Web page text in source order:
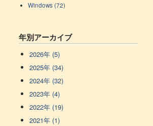
Windows (72)
年別アーカイブ
2026年 (5)
2025年 (34)
2024年 (32)
2023年 (4)
2022年 (19)
2021年 (1)